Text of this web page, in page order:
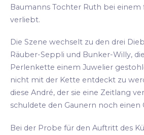
Baumanns Tochter Ruth bei
verliebt.
Die Szene wechselt zu den drei
Räuber-Seppli und Bunker-Willy,
Perlenkette einem Juwelier
nicht mit der Kette entdeckt zu
diese André, der sie eine Zeitlang
schuldete den Gaunern noch einen
Bei der Probe für den Auftritt des